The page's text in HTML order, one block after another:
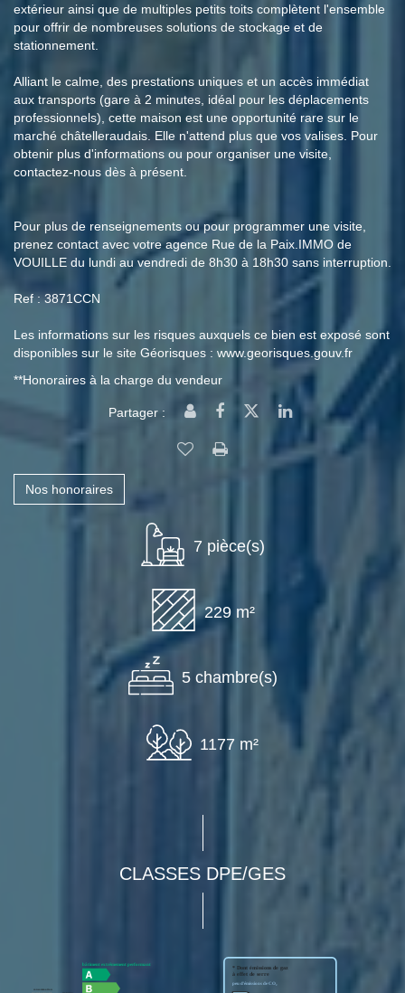
extérieur ainsi que de multiples petits toits complètent l'ensemble
pour offrir de nombreuses solutions de stockage et de
stationnement.
Alliant le calme, des prestations uniques et un accès immédiat
aux transports (gare à 2 minutes, idéal pour les déplacements
professionnels), cette maison est une opportunité rare sur le
marché châtelleraudais. Elle n'attend plus que vos valises. Pour
obtenir plus d'informations ou pour organiser une visite,
contactez-nous dès à présent.
Pour plus de renseignements ou pour programmer une visite,
prenez contact avec votre agence Rue de la Paix.IMMO de
VOUILLE du lundi au vendredi de 8h30 à 18h30 sans interruption.
Ref : 3871CCN
Les informations sur les risques auxquels ce bien est exposé sont
disponibles sur le site Géorisques : www.georisques.gouv.fr
**Honoraires à la charge du vendeur
Partager :
Nos honoraires
7 pièce(s)
229 m²
5 chambre(s)
1177 m²
CLASSES DPE/GES